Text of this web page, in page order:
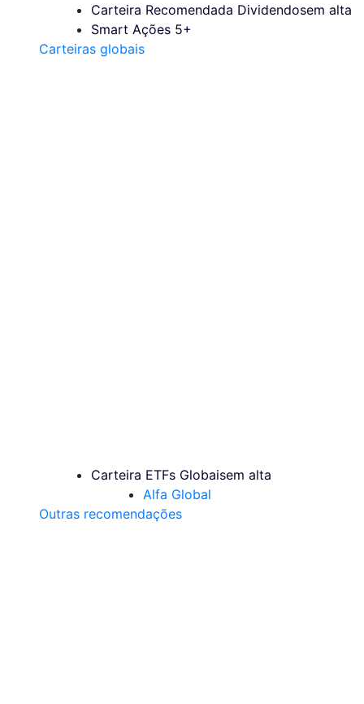
Carteira Recomendada Dividendosem alta
Smart Ações 5+
Carteiras globais
Carteira ETFs Globaisem alta
Alfa Global
Outras recomendações